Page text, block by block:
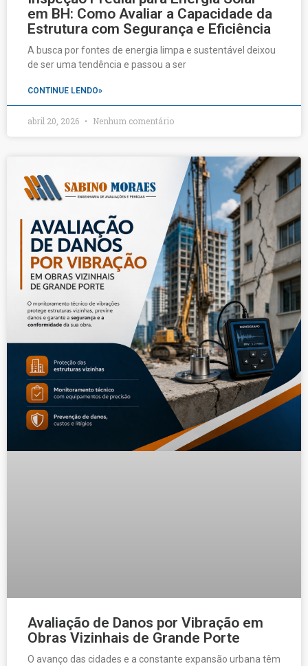
em BH: Como Avaliar a Capacidade da
Estrutura com Segurança e Eficiência
A busca por fontes de energia limpa e sustentável deixou
de ser uma tendência e passou a ser
CONTINUE LENDO»
abril 20, 2026 Nenhum comentário
Avaliação de Danos por Vibração em
Obras Vizinhais de Grande Porte
O avanço das cidades e a constante expansão urbana têm